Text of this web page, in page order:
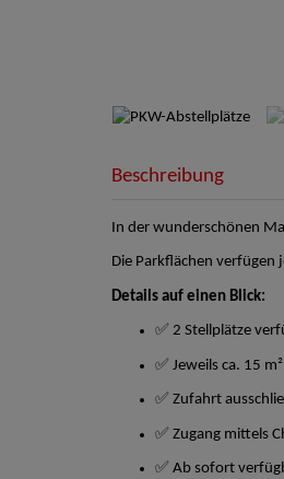
Beschreibung
In der wunderschönen
Die Parkflächen verfügen
Details auf einen Blick:
✅ 2 Stellplätze
✅ Jeweils ca. 15 m²
✅ Zufahrt
✅ Zugang mittels
✅ Ab sofort